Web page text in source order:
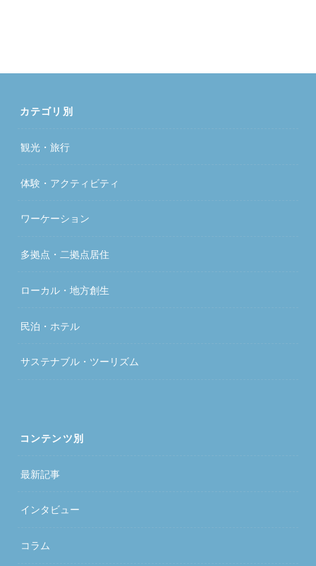
カテゴリ別
観光・旅行
体験・アクティビティ
ワーケーション
多拠点・二拠点居住
ローカル・地方創生
民泊・ホテル
サステナブル・ツーリズム
コンテンツ別
最新記事
インタビュー
コラム